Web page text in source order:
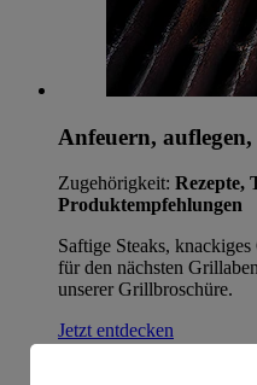
Anfeuern, auflegen,
Zugehörigkeit: Rezepte,
Produktempfehlungen
Saftige Steaks,
für den nächsten
unserer Grillbroschüre.
Jetzt entdecken